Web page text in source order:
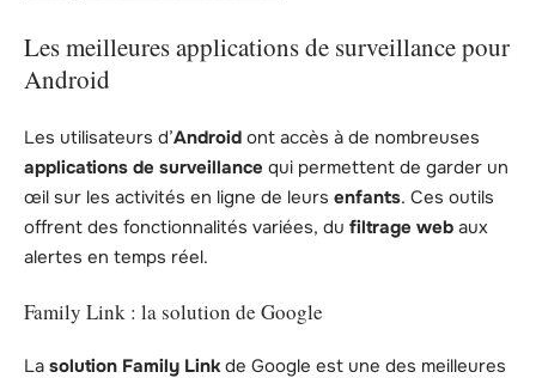
Les meilleures applications de surveillance pour
Android
Les utilisateurs d’Android ont accès à de nombreuses
applications de surveillance qui permettent de garder un
œil sur les activités en ligne de leurs enfants. Ces outils
offrent des fonctionnalités variées, du filtrage web aux
alertes en temps réel.
Family Link : la solution de Google
La solution Family Linkde Google est une des meilleures